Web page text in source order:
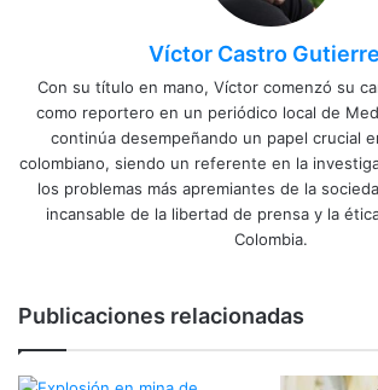
Víctor Castro
Con su título en mano, Víctor comenzó su
como reportero en un periódico local de
continúa desempeñando un papel crucial
colombiano, siendo un referente en la
los problemas más apremiantes de la
incansable de la libertad de prensa y la
Colombia.
Publicaciones relacionadas